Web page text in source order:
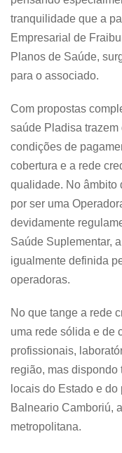
tranquilidade que a
Empresarial de
Planos de Saúde,
para o associado.
Com propostas
saúde Pladisa
condições de
cobertura e a rede
qualidade. No âmbito
por ser uma
devidamente
Saúde Suplementar,
igualmente definida
operadoras.
No que tange a rede
uma rede sólida e de
profissionais,
região, mas dispondo
locais do Estado e
Balneario Camboriú,
metropolitana.